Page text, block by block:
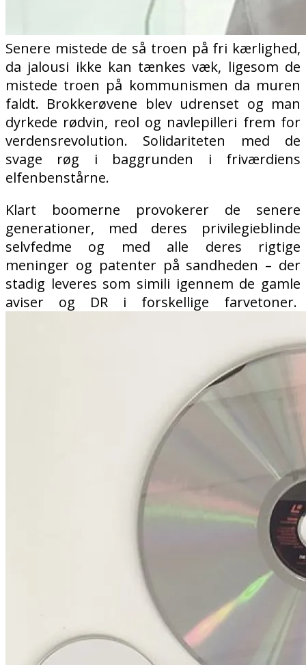
Senere mistede de så troen på fri kærlighed,
da jalousi ikke kan tænkes væk, ligesom de
mistede troen på kommunismen da muren
faldt. Brokkerøvene blev udrenset og man
dyrkede rødvin, reol og navlepilleri frem for
verdensrevolution. Solidariteten med de
svage røg i baggrunden i friværdiens
elfenbenstårne.
Klart boomerne provokerer de senere
generationer, med deres privilegieblinde
selvfedme og med alle deres rigtige
meninger og patenter på sandheden – der
stadig leveres som simili igennem de gamle
aviser og DR i forskellige farvetoner.